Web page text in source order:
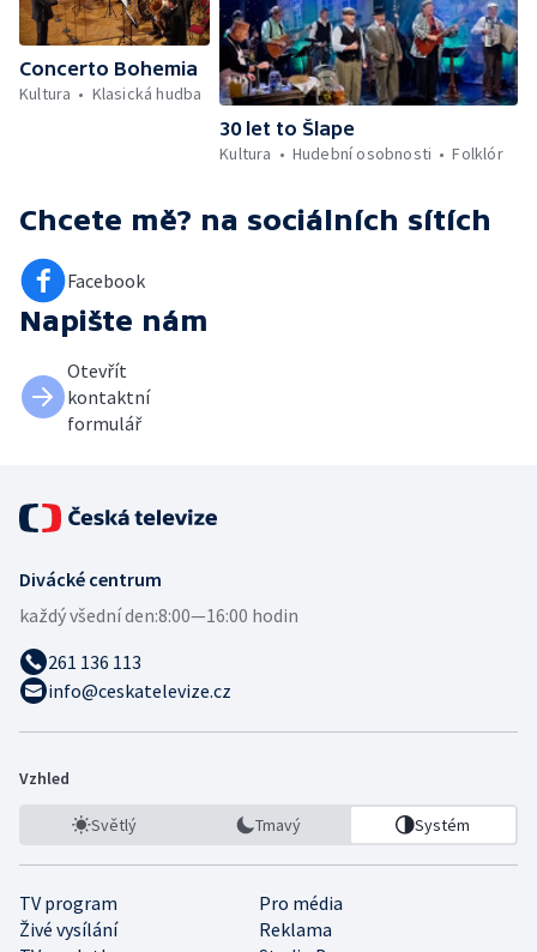
Concerto Bohemia
Kultura
Klasická hudba
30 let to Šlape
Kultura
Hudební osobnosti Folklór
Chcete mě? na sociálních sítích
Facebook
Napište nám
Otevřít
kontaktní
formulář
Divácké centrum
každý všední den:8:00—16:00 hodin
261 136 113
info@ceskatelevize.cz
Vzhled
Světlý Tmavý Systém
TV program
Pro média
Živé vysílání
Reklama